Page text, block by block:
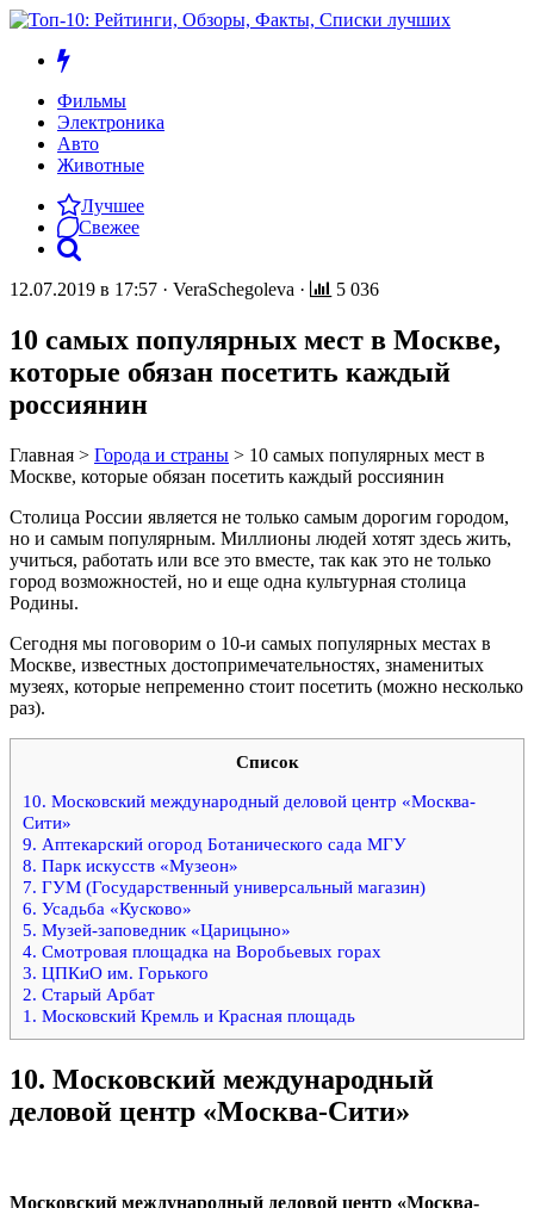
Фильмы
Электроника
Авто
Животные
Лучшее
Свежее
12.07.2019 в 17:57 · VeraSchegoleva · 5 036
10 самых популярных мест в Москве,
которые обязан посетить каждый
россиянин
Главная > Города и страны > 10 самых популярных мест в
Москве, которые обязан посетить каждый россиянин
Столица России является не только самым дорогим городом,
но и самым популярным. Миллионы людей хотят здесь жить,
учиться, работать или все это вместе, так как это не только
город возможностей, но и еще одна культурная столица
Родины.
Сегодня мы поговорим о 10-и самых популярных местах в
Москве, известных достопримечательностях, знаменитых
музеях, которые непременно стоит посетить (можно несколько
раз).
Список
10. Московский международный деловой центр «Москва-
Сити»
9. Аптекарский огород Ботанического сада МГУ
8. Парк искусств «Музеон»
7. ГУМ (Государственный универсальный магазин)
6. Усадьба «Кусково»
5. Музей-заповедник «Царицыно»
4. Смотровая площадка на Воробьевых горах
3. ЦПКиО им. Горького
2. Старый Арбат
1. Московский Кремль и Красная площадь
10. Московский международный
деловой центр «Москва-Сити»
Московский международный деловой центр «Москва-